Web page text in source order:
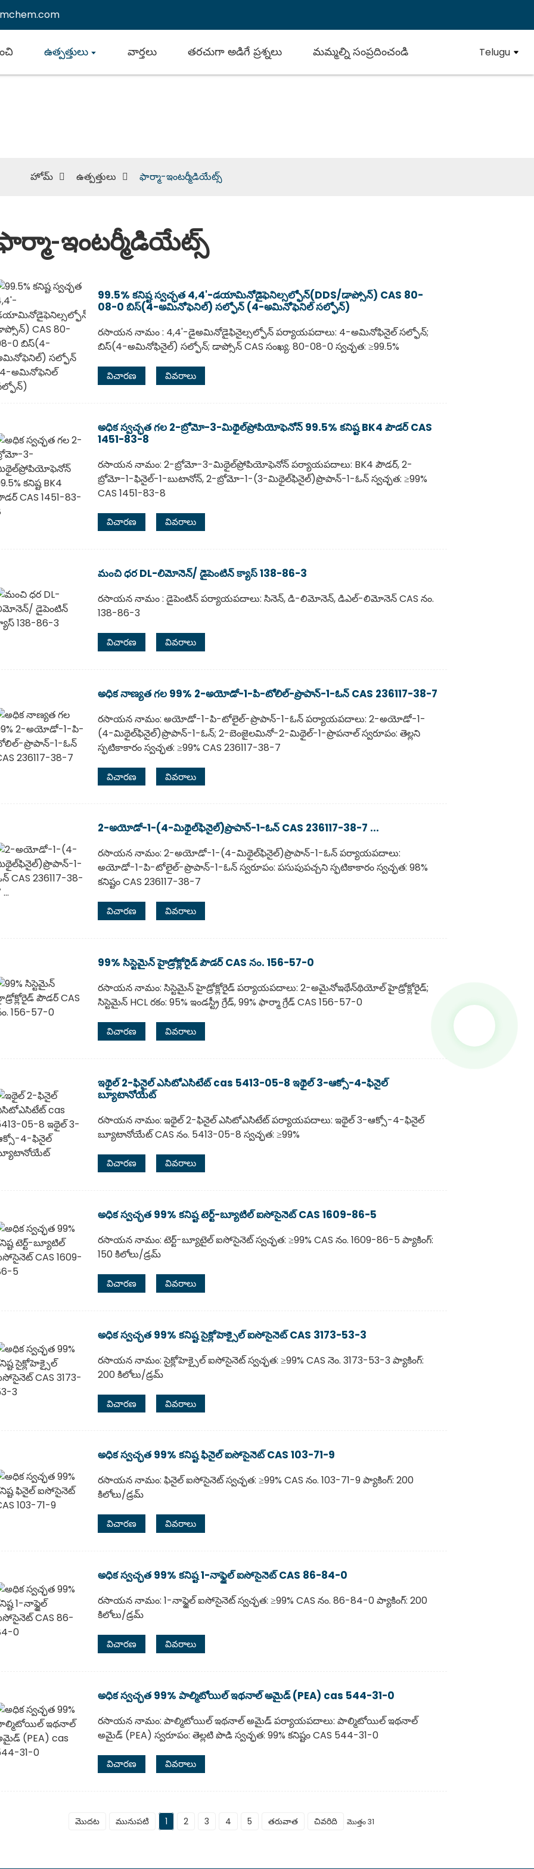
ఉత్పత్తులు వార్తలు తరచుగా అడిగే ప్రశ్నలు మమ్మల్ని సంప్రదించండి Telugu
హోమ్ ఉత్పత్తులు ఫార్మా-ఇంటర్మీడియేట్స్
ఇంటర్మీడియేట్స్
99.5% కనిష్ట స్వచ్ఛత 4,4'-డయామినోడైఫెనిల్సల్ఫోన్(DDS/డాప్సోన్) CAS 80-
08-0 బిస్(4-అమినోఫెనిల్) సల్ఫోన్ (4-అమినోఫెనిల్ సల్ఫోన్)
రసాయన నామం : 4,4'-డైఅమినోడైఫినైల్సల్ఫోన్ పర్యాయపదాలు: 4-అమినోఫినైల్ సల్ఫోన్;
బిస్(4-అమినోఫినైల్) సల్ఫోన్; డాప్సోన్ CAS సంఖ్య. 80-08-0 స్వచ్ఛత: ≥99.5%
విచారణ వివరాలు
అధిక స్వచ్ఛత గల 2-బ్రోమో-3-మిథైల్‌ప్రోపియోఫెనోన్ 99.5% కనిష్ట BK4 పౌడర్ CAS
1451-83-8
రసాయన నామం: 2-బ్రోమో-3-మిథైల్‌ప్రోపియోఫెనోన్ పర్యాయపదాలు: BK4 పౌడర్, 2-
బ్రోమో-1-ఫినైల్-1-బుటానోన్, 2-బ్రోమో-1-(3-మిథైల్‌ఫినైల్)ప్రొపాన్-1-ఓన్ స్వచ్ఛత: ≥99%
CAS 1451-83-8
విచారణ వివరాలు
మంచి ధర DL-లిమోనెన్/ డైపెంటిన్ క్యాస్ 138-86-3
రసాయన నామం : డైపెంటిన్ పర్యాయపదాలు: సినెన్, డి-లిమోనెన్, డిఎల్-లిమోనెన్ CAS నం.
138-86-3
విచారణ వివరాలు
అధిక నాణ్యత గల 99% 2-అయోడో-1-పి-టోలిల్-ప్రొపాన్-1-ఓన్ CAS 236117-38-7
రసాయన నామం: అయోడో-1-పి-టోలైల్-ప్రొపాన్-1-ఓన్ పర్యాయపదాలు: 2-అయోడో-1-
(4-మిథైల్‌ఫినైల్)ప్రొపాన్-1-ఓన్; 2-బెంజైలమినో-2-మిథైల్-1-ప్రొపనాల్ స్వరూపం: తెల్లని
స్ఫటికాకారం స్వచ్ఛత: ≥99% CAS 236117-38-7
విచారణ వివరాలు
2-అయోడో-1-(4-మిథైల్‌ఫినైల్)ప్రొపాన్-1-ఓన్ CAS 236117-38-7 ...
రసాయన నామం: 2-అయోడో-1-(4-మిథైల్‌ఫినైల్)ప్రొపాన్-1-ఓన్ పర్యాయపదాలు:
అయోడో-1-పి-టోలైల్-ప్రొపాన్-1-ఓన్ స్వరూపం: పసుపుపచ్చని స్ఫటికాకారం స్వచ్ఛత: 98%
కనిష్టం CAS 236117-38-7
విచారణ వివరాలు
99% సిస్టెమైన్ హైడ్రోక్లోరైడ్ పౌడర్ CAS నం. 156-57-0
రసాయన నామం: సిస్టెమైన్ హైడ్రోక్లోరైడ్ పర్యాయపదాలు: 2-అమైనోఇథేన్‌థియోల్ హైడ్రోక్లోరైడ్;
సిస్టెమైన్ HCL రకం: 95% ఇండస్ట్రీ గ్రేడ్, 99% ఫార్మా గ్రేడ్ CAS 156-57-0
విచారణ వివరాలు
ఇథైల్ 2-ఫినైల్ ఎసిటోఎసిటేట్ cas 5413-05-8 ఇథైల్ 3-ఆక్సో-4-ఫినైల్
బ్యూటానోయేట్
రసాయన నామం: ఇథైల్ 2-ఫినైల్ ఎసిటోఎసిటేట్ పర్యాయపదాలు: ఇథైల్ 3-ఆక్సో-4-ఫినైల్
బ్యూటానోయేట్ CAS నం. 5413-05-8 స్వచ్ఛత: ≥99%
విచారణ వివరాలు
అధిక స్వచ్ఛత 99% కనిష్ట టెర్ట్-బ్యూటిల్ ఐసోసైనెట్ CAS 1609-86-5
రసాయన నామం: టెర్ట్-బ్యూటైల్ ఐసోసైనెట్ స్వచ్ఛత: ≥99% CAS నం. 1609-86-5 ప్యాకింగ్:
150 కిలోలు/డ్రమ్
విచారణ వివరాలు
అధిక స్వచ్ఛత 99% కనిష్ట సైక్లోహెక్సైల్ ఐసోసైనెట్ CAS 3173-53-3
రసాయన నామం: సైక్లోహెక్సైల్ ఐసోసైనెట్ స్వచ్ఛత: ≥99% CAS నెం. 3173-53-3 ప్యాకింగ్:
200 కిలోలు/డ్రమ్
విచారణ వివరాలు
అధిక స్వచ్ఛత 99% కనిష్ట ఫినైల్ ఐసోసైనెట్ CAS 103-71-9
రసాయన నామం: ఫినైల్ ఐసోసైనెట్ స్వచ్ఛత: ≥99% CAS నం. 103-71-9 ప్యాకింగ్: 200
కిలోలు/డ్రమ్
విచారణ వివరాలు
అధిక స్వచ్ఛత 99% కనిష్ట 1-నాఫ్థైల్ ఐసోసైనెట్ CAS 86-84-0
రసాయన నామం: 1-నాఫ్థైల్ ఐసోసైనెట్ స్వచ్ఛత: ≥99% CAS నం. 86-84-0 ప్యాకింగ్: 200
కిలోలు/డ్రమ్
విచారణ వివరాలు
అధిక స్వచ్ఛత 99% పాల్మిటోయిల్ ఇథనాల్ అమైడ్ (PEA) cas 544-31-0
రసాయన నామం: పాల్మిటోయిల్ ఇథనాల్ అమైడ్ పర్యాయపదాలు: పాల్మిటోయిల్ ఇథనాల్
అమైడ్ (PEA) స్వరూపం: తెల్లటి పొడి స్వచ్ఛత: 99% కనిష్టం CAS 544-31-0
విచారణ వివరాలు
మొదట మునుపటి 1 2 3 4 5 తరువాత చివరిది మొత్తం 31